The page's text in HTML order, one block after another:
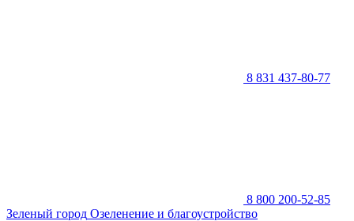
8 831 437-80-77
8 800 200-52-85
Зеленый город Озеленение и благоустройство